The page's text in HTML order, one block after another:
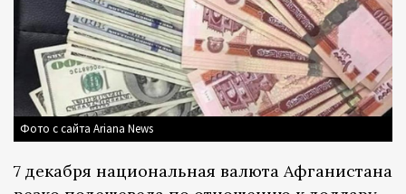
Фото с сайта Ariana News
7 декабря национальная валюта Афганистана